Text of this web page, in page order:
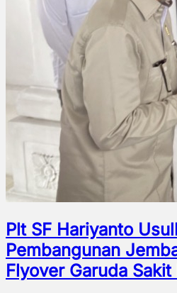
Plt SF Hariyanto
Pembangunan
Flyover Garuda